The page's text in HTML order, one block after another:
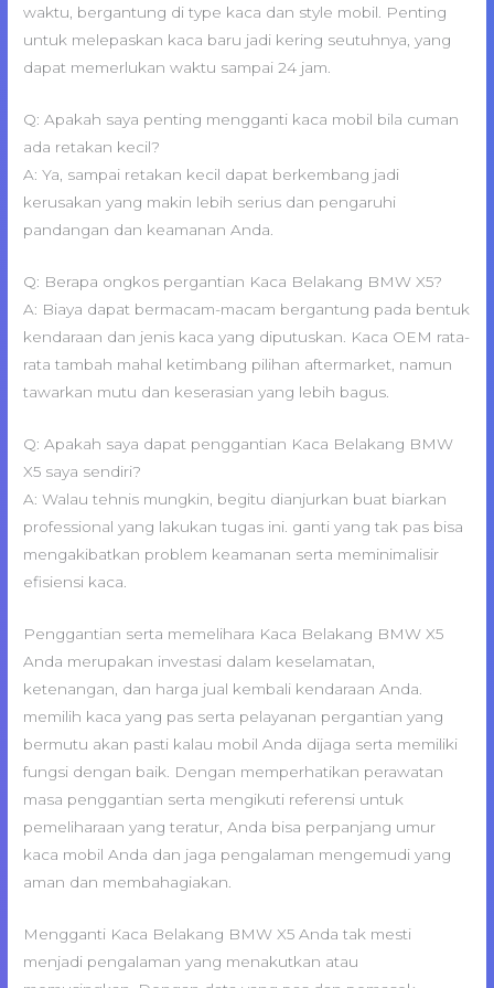
waktu, bergantung di type kaca dan style mobil. Penting
untuk melepaskan kaca baru jadi kering seutuhnya, yang
dapat memerlukan waktu sampai 24 jam.
Q: Apakah saya penting mengganti kaca mobil bila cuman
ada retakan kecil?
A: Ya, sampai retakan kecil dapat berkembang jadi
kerusakan yang makin lebih serius dan pengaruhi
pandangan dan keamanan Anda.
Q: Berapa ongkos pergantian Kaca Belakang BMW X5?
A: Biaya dapat bermacam-macam bergantung pada bentuk
kendaraan dan jenis kaca yang diputuskan. Kaca OEM rata-
rata tambah mahal ketimbang pilihan aftermarket, namun
tawarkan mutu dan keserasian yang lebih bagus.
Q: Apakah saya dapat penggantian Kaca Belakang BMW
X5 saya sendiri?
A: Walau tehnis mungkin, begitu dianjurkan buat biarkan
professional yang lakukan tugas ini. ganti yang tak pas bisa
mengakibatkan problem keamanan serta meminimalisir
efisiensi kaca.
Penggantian serta memelihara Kaca Belakang BMW X5
Anda merupakan investasi dalam keselamatan,
ketenangan, dan harga jual kembali kendaraan Anda.
memilih kaca yang pas serta pelayanan pergantian yang
bermutu akan pasti kalau mobil Anda dijaga serta memiliki
fungsi dengan baik. Dengan memperhatikan perawatan
masa penggantian serta mengikuti referensi untuk
pemeliharaan yang teratur, Anda bisa perpanjang umur
kaca mobil Anda dan jaga pengalaman mengemudi yang
aman dan membahagiakan.
Mengganti Kaca Belakang BMW X5 Anda tak mesti
menjadi pengalaman yang menakutkan atau